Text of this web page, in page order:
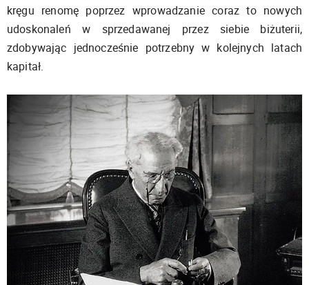
kręgu renomę poprzez wprowadzanie coraz to nowych
udoskonaleń w sprzedawanej przez siebie biżuterii,
zdobywając jednocześnie potrzebny w kolejnych latach
kapitał.